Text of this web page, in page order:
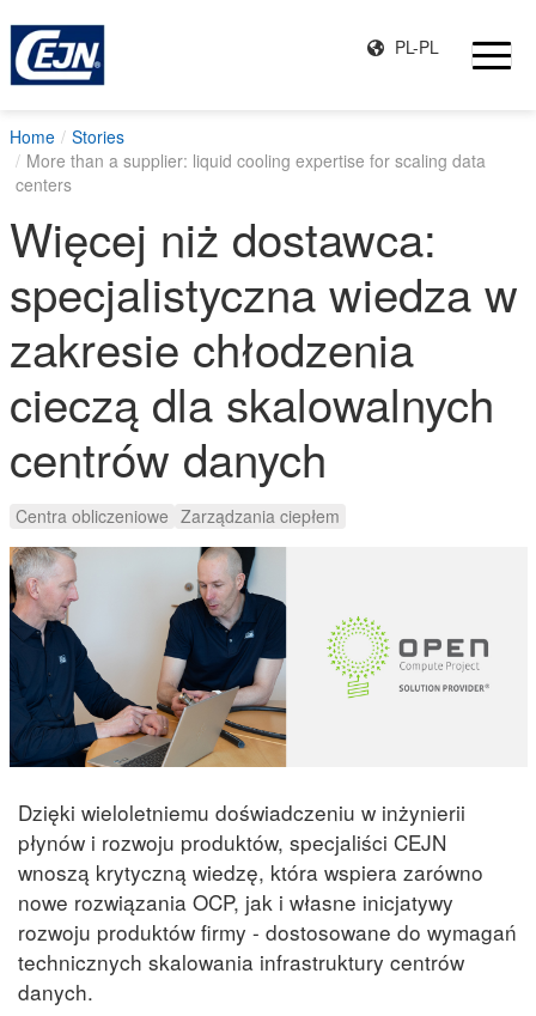
PL-PL
Home
Stories
More than a supplier: liquid cooling expertise for scaling data
centers
Więcej niż dostawca:
specjalistyczna wiedza w
zakresie chłodzenia
cieczą dla skalowalnych
centrów danych
Centra obliczeniowe Zarządzania ciepłem
Dzięki wieloletniemu doświadczeniu w inżynierii
płynów i rozwoju produktów, specjaliści CEJN
wnoszą krytyczną wiedzę, która wspiera zarówno
nowe rozwiązania OCP, jak i własne inicjatywy
rozwoju produktów firmy - dostosowane do wymagań
technicznych skalowania infrastruktury centrów
danych.